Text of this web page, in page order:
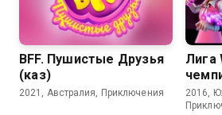
BFF. Пушистые Друзья
(каз)
2021, Австралия, Приключения
Лига
2016,